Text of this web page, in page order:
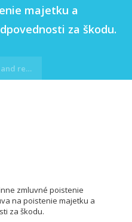
majetku a
za škodu.
Bids and requests
zmluvné poistenie
na poistenie majetku a
za škodu.